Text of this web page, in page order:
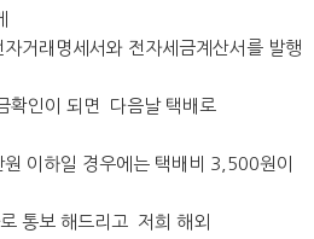
거래명세서와 전자세금계산서를 발행
확인이 되면 다음날 택배로
이하일 경우에는 택배비 3,500원이
통보 해드리고 저희 해외